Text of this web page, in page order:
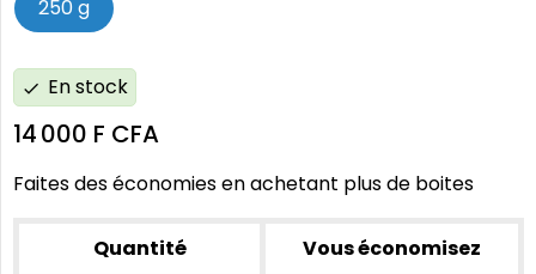
250 g
check En stock
14 000 F CFA
Faites des économies en achetant plus de boites
Quantité Vous économisez